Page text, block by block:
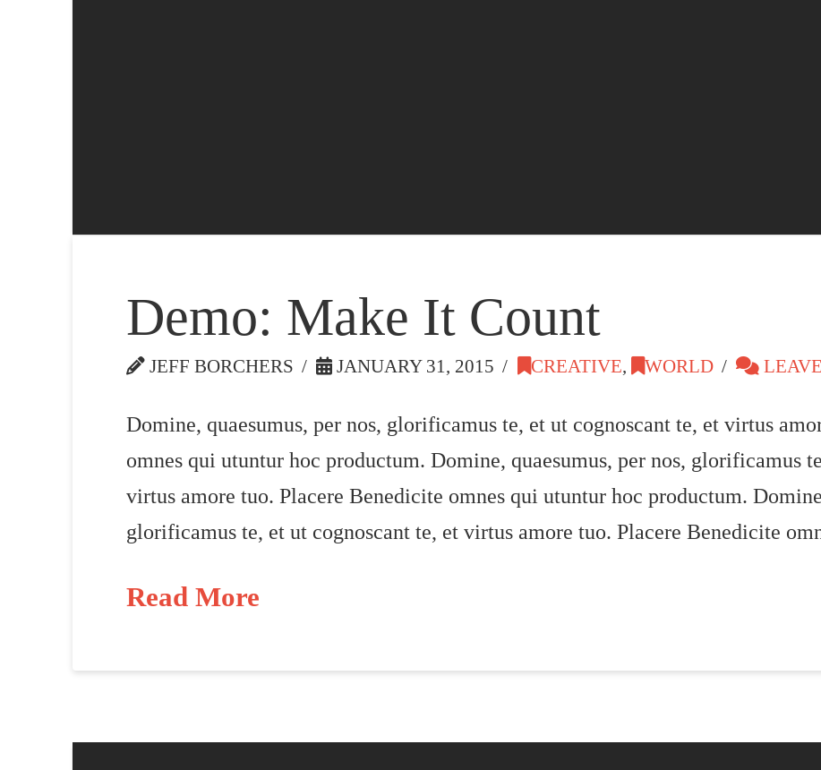
Demo: Make It Count
JEFF BORCHERS JANUARY 31, 2015 CREATIVE, WORLD
Domine, quaesumus, per nos, glorificamus te, et ut cognoscant te, et virtus
omnes qui utuntur hoc productum. Domine, quaesumus, per nos, glorificamus
virtus amore tuo. Placere Benedicite omnes qui utuntur hoc productum.
glorificamus te, et ut cognoscant te, et virtus amore tuo. Placere Benedicite
Read More